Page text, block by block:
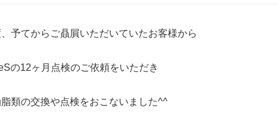
予てからご贔屓いただいていたお客様から
の12ヶ月点検のご依頼をいただき
類の交換や点検をおこないました^^